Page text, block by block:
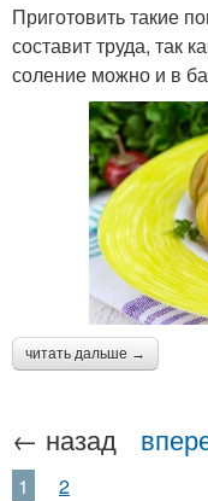
Приготовить такие
составит труда, так
соление можно и в
читать дальше →
← назад
1 2